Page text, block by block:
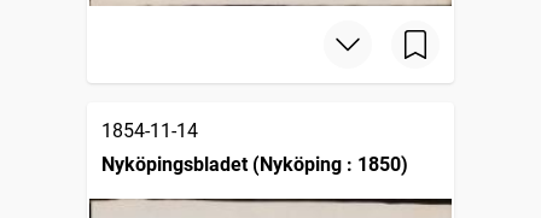
1854-11-14
Nyköpingsbladet (Nyköping : 1850)